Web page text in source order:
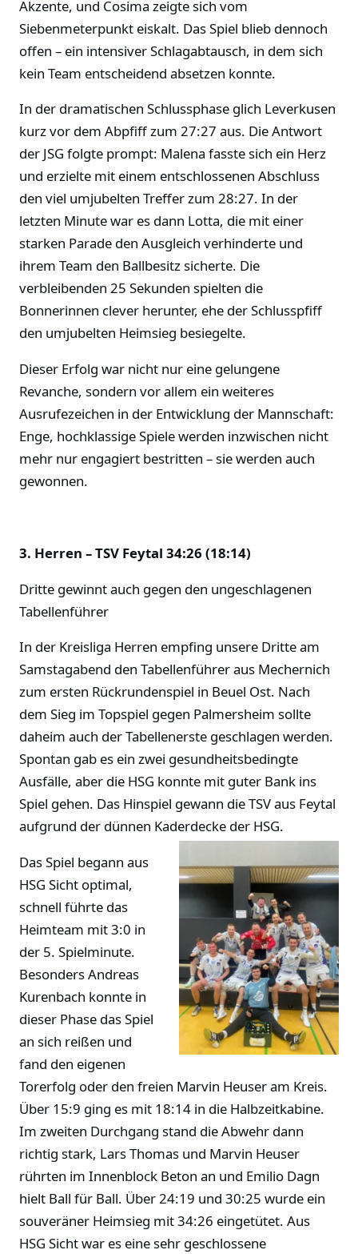
Akzente, und Cosima zeigte sich vom
Siebenmeterpunkt eiskalt. Das Spiel blieb dennoch
offen – ein intensiver Schlagabtausch, in dem sich
kein Team entscheidend absetzen konnte.
In der dramatischen Schlussphase glich Leverkusen
kurz vor dem Abpfiff zum 27:27 aus. Die Antwort
der JSG folgte prompt: Malena fasste sich ein Herz
und erzielte mit einem entschlossenen Abschluss
den viel umjubelten Treffer zum 28:27. In der
letzten Minute war es dann Lotta, die mit einer
starken Parade den Ausgleich verhinderte und
ihrem Team den Ballbesitz sicherte. Die
verbleibenden 25 Sekunden spielten die
Bonnerinnen clever herunter, ehe der Schlusspfiff
den umjubelten Heimsieg besiegelte.
Dieser Erfolg war nicht nur eine gelungene
Revanche, sondern vor allem ein weiteres
Ausrufezeichen in der Entwicklung der Mannschaft:
Enge, hochklassige Spiele werden inzwischen nicht
mehr nur engagiert bestritten – sie werden auch
gewonnen.
3. Herren – TSV Feytal 34:26 (18:14)
Dritte gewinnt auch gegen den ungeschlagenen
Tabellenführer
In der Kreisliga Herren empfing unsere Dritte am
Samstagabend den Tabellenführer aus Mechernich
zum ersten Rückrundenspiel in Beuel Ost. Nach
dem Sieg im Topspiel gegen Palmersheim sollte
daheim auch der Tabellenerste geschlagen werden.
Spontan gab es ein zwei gesundheitsbedingte
Ausfälle, aber die HSG konnte mit guter Bank ins
Spiel gehen. Das Hinspiel gewann die TSV aus Feytal
aufgrund der dünnen Kaderdecke der HSG.
Das Spiel begann aus
HSG Sicht optimal,
schnell führte das
Heimteam mit 3:0 in
der 5. Spielminute.
Besonders Andreas
Kurenbach konnte in
dieser Phase das Spiel
an sich reißen und
fand den eigenen
Torerfolg oder den freien Marvin Heuser am Kreis.
Über 15:9 ging es mit 18:14 in die Halbzeitkabine.
Im zweiten Durchgang stand die Abwehr dann
richtig stark, Lars Thomas und Marvin Heuser
rührten im Innenblock Beton an und Emilio Dagn
hielt Ball für Ball. Über 24:19 und 30:25 wurde ein
souveräner Heimsieg mit 34:26 eingetütet. Aus
HSG Sicht war es eine sehr geschlossene